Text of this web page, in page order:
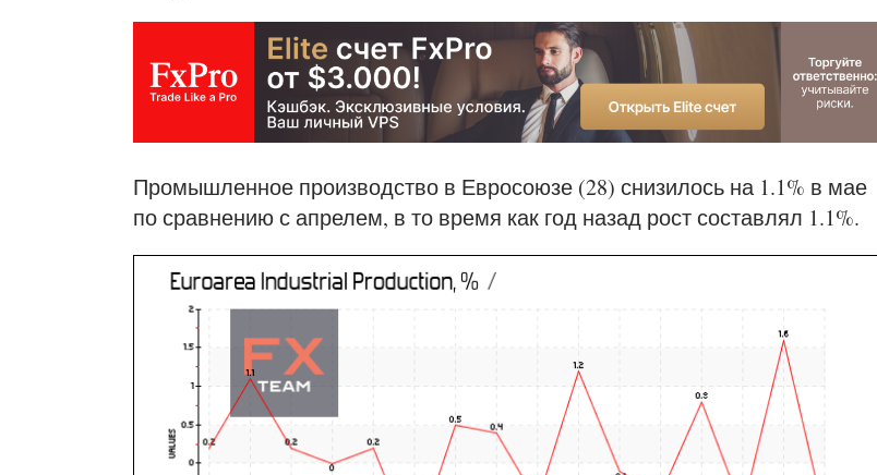
Промышленное производство в Евросоюзе (28) снизилось на 1.1% в мае
по сравнению с апрелем, в то время как год назад рост составлял 1.1%.